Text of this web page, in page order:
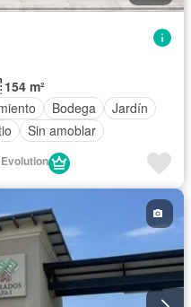
154 m²
Bodega
Jardín
Sin amoblar